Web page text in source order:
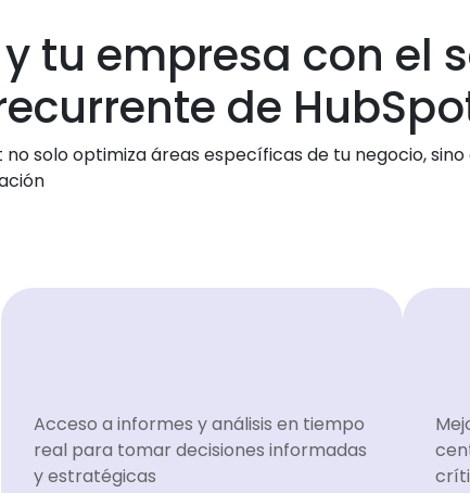
tu empresa con el
de
solo optimiza áreas específicas de tu negocio,
Acceso a informes y análisis en tiempo
real para tomar decisiones informadas
y estratégicas